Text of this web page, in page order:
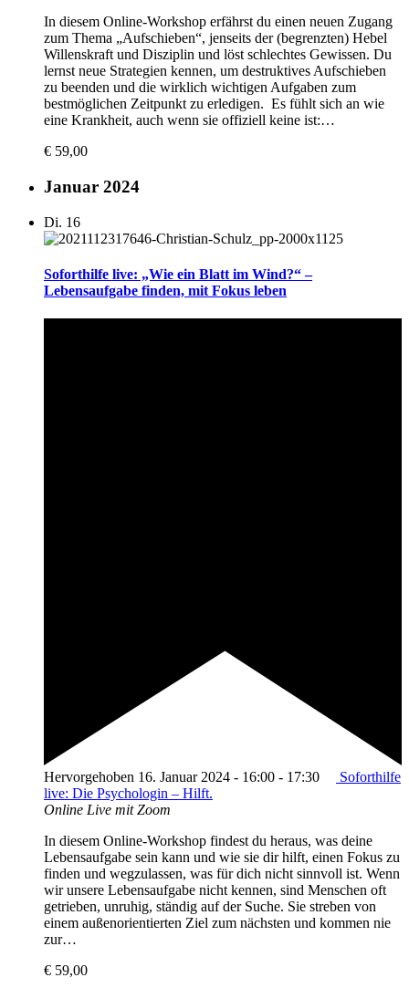
In diesem Online-Workshop erfährst du einen neuen Zugang
zum Thema „Aufschieben“, jenseits der (begrenzten) Hebel
Willenskraft und Disziplin und löst schlechtes Gewissen. Du
lernst neue Strategien kennen, um destruktives Aufschieben
zu beenden und die wirklich wichtigen Aufgaben zum
bestmöglichen Zeitpunkt zu erledigen. Es fühlt sich an wie
eine Krankheit, auch wenn sie offiziell keine ist:…
€ 59,00
Januar 2024
Di. 16
Soforthilfe live: „Wie ein Blatt im Wind?“ –
Lebensaufgabe finden, mit Fokus leben
Hervorgehoben 16. Januar 2024 - 16:00 - 17:30
Soforthilfe
live: Die Psychologin – Hilft.
Online Live mit Zoom
In diesem Online-Workshop findest du heraus, was deine
Lebensaufgabe sein kann und wie sie dir hilft, einen Fokus zu
finden und wegzulassen, was für dich nicht sinnvoll ist. Wenn
wir unsere Lebensaufgabe nicht kennen, sind Menschen oft
getrieben, unruhig, ständig auf der Suche. Sie streben von
einem außenorientierten Ziel zum nächsten und kommen nie
zur…
€ 59,00